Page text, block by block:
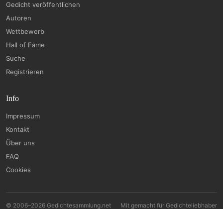
Gedicht veröffentlichen
Autoren
Wettbewerb
Hall of Fame
Suche
Registrieren
Info
Impressum
Kontakt
Über uns
FAQ
Cookies
© 2006–2026 Gedichtesammlung.net Mit gemacht für Gedichteliebhaber